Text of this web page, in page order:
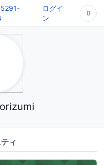
ログイ
ン
ィ